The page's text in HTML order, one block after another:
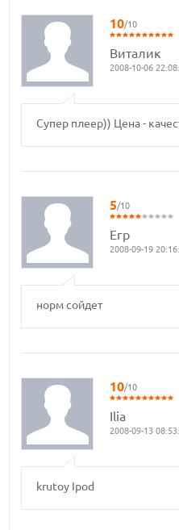
10/10
Виталик
2008-10-06
Супер плеер)) Цена -
5/10
Егр
2008-09-19
норм сойдет
10/10
Ilia
2008-09-13
krutoy Ipod